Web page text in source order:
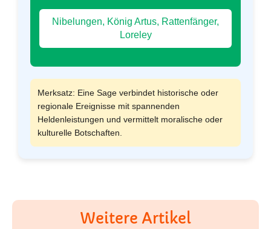
Nibelungen, König Artus, Rattenfänger,
Loreley
Merksatz: Eine Sage verbindet historische oder
regionale Ereignisse mit spannenden
Heldenleistungen und vermittelt moralische oder
kulturelle Botschaften.
Weitere Artikel